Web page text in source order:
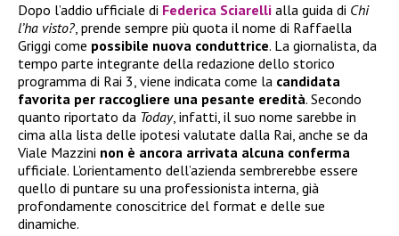
Dopo l’addio ufficiale di Federica Sciarelli alla guida di Chi
l’ha visto?, prende sempre più quota il nome di Raffaella
Griggi come possibile nuova conduttrice. La giornalista, da
tempo parte integrante della redazione dello storico
programma di Rai 3, viene indicata come la candidata
favorita per raccogliere una pesante eredità. Secondo
quanto riportato da Today, infatti, il suo nome sarebbe in
cima alla lista delle ipotesi valutate dalla Rai, anche se da
Viale Mazzini non è ancora arrivata alcuna conferma
ufficiale. L’orientamento dell’azienda sembrerebbe essere
quello di puntare su una professionista interna, già
profondamente conoscitrice del format e delle sue
dinamiche.